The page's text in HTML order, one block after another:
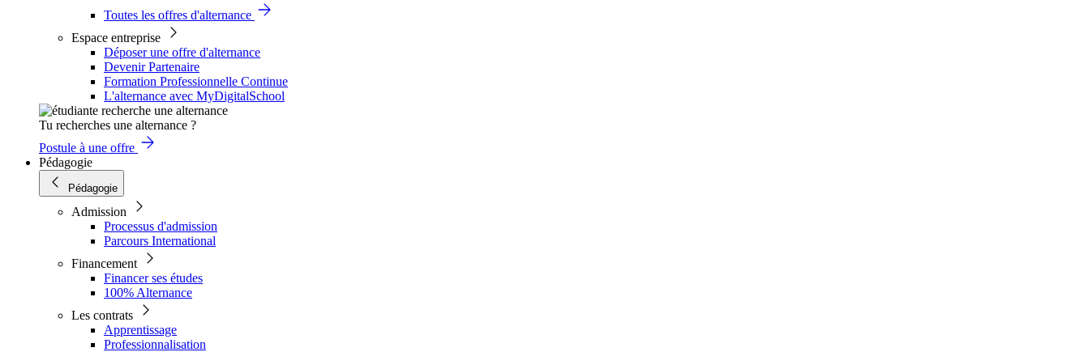
Toutes les offres d'alternance
Espace entreprise
Déposer une offre d'alternance
Devenir Partenaire
Formation Professionnelle Continue
L'alternance avec MyDigitalSchool
Tu recherches une alternance ?
Postule à une offre
Pédagogie
Pédagogie
Admission
Processus d'admission
Parcours International
Financement
Financer ses études
100% Alternance
Les contrats
Apprentissage
Professionnalisation